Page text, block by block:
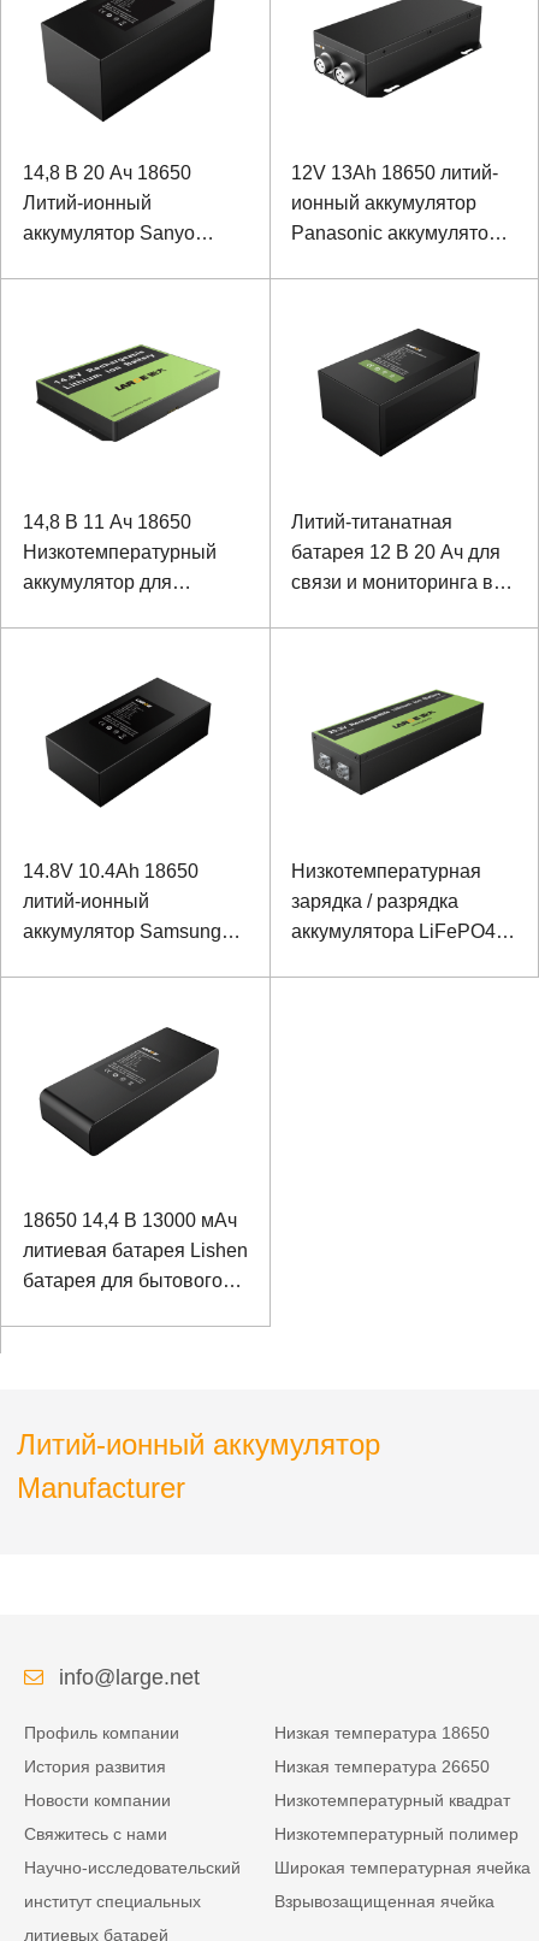
14,8 В 20 Ач 18650
Литий-ионный
аккумулятор Sanyo
12V 13Ah 18650 литий-
ионный аккумулятор
Panasonic аккумулятор
14,8 В 11 Ач 18650
Низкотемпературный
аккумулятор для
коммуникацией SMBUS
Литий-титанатная
батарея 12 В 20 Ач для
связи и мониторинга вне
14.8V 10.4Ah 18650
литий-ионный
аккумулятор Samsung
Низкотемпературная
зарядка / разрядка
аккумулятора LiFePO4
18650 14,4 В 13000 мАч
литиевая батарея Lishen
батарея для бытового
Литий-ионный аккумулятор
Manufacturer
info@large.net
Профиль компании
История развития
Новости компании
Свяжитесь с нами
Научно-исследовательский
институт специальных
литиевых батарей
Низкая температура 18650
Низкая температура 26650
Низкотемпературный квадрат
Низкотемпературный полимер
Широкая температурная ячейка
Взрывозащищенная ячейка